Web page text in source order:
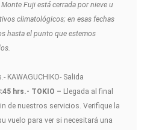
Fuji está cerrada por nieve u
climatológicos; en esas fechas
hasta el punto que estemos
KAWAGUCHIKO- Salida
hrs.- TOKIO – Llegada al final
de nuestros servicios. Verifique la
vuelo para ver si necesitará una